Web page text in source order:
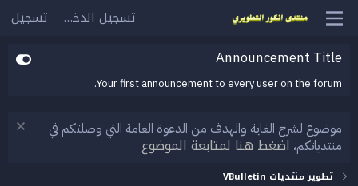
تسجيل الدخول تسجيل
Announcement Title
Your first announcement to every user on the forum.
موضوع لشرح الغاية والهدف من الدعوة العامة التي وصلتكم في
منتدياتكم، اضغط هنا لمتابعة الموضوع
تطوير منتديات VBulletin